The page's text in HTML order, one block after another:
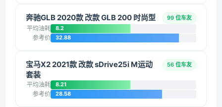
奔驰GLB 2020款 改款 GLB 200 时尚型 99 位车友
平均油耗 8.2
参考价 32.88
宝马X2 2021款 改款 sDrive25i M运动
套装
56 位车友
平均油耗 8.21
参考价 28.58